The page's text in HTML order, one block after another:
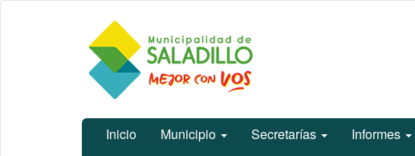
Municipalidad
de Saladillo
Inicio Municipio Secretarías Informes